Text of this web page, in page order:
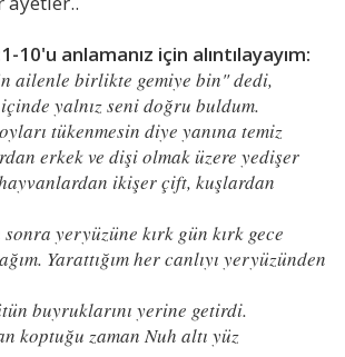
10'u anlamanız için alıntılayayım:
ailenle birlikte gemiye bin" dedi,
yalnız seni doğru buldum.
tükenmesin diye yanına temiz
erkek ve dişi olmak üzere yedişer
ikişer çift, kuşlardan
yeryüzüne kırk gün kırk gece
Yarattığım her canlıyı yeryüzünden
buyruklarını yerine getirdi.
koptuğu zaman Nuh altı yüz